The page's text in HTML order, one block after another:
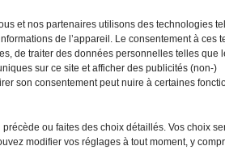
et nos partenaires utilisons des technologies
de l’appareil. Le consentement à ces
de traiter des données personnelles telles que
sur ce site et afficher des publicités (non-)
son consentement peut nuire à certaines
ou faites des choix détaillés. Vos choix
modifier vos réglages à tout moment, y
Un Rangement et
Le Sac Banane Bandoulière
grande pocheprincipale équipée